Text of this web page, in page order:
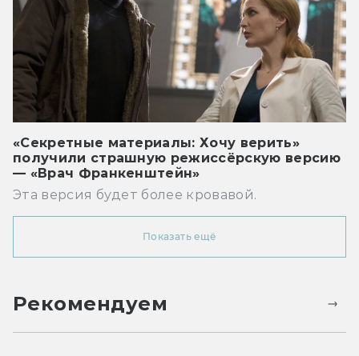
«Секретные материалы: Хочу верить»
получили страшную режиссёрскую версию
— «Врач Франкенштейн»
Эта версия будет более кровавой.
Показать ещё
Рекомендуем